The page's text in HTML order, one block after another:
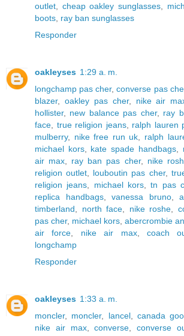
outlet
cheap oakley sunglasses
boots ray ban sunglasses
Responder
oakleyses 1:29 a. m.
longchamp pas cher,converse pas
blazer, oakley pas cher, nike air
hollister, new balance pas cher, ray
face
true religion jeans, ralph lauren
mulberry, nike free run uk ralph
michael kors, kate spade handbags,
air max
ray ban pas cher, nike
religion outlet
louboutin pas cher,
religion jeans
michael kors ,tn pas
replica handbags,vanessa bruno,
timberland
north face nike roshe
pas cher, michael kors abercrombie
air force
nike air max, coach
longchamp
Responder
oakleyses 1:33 a. m.
moncler, moncler, lancel, canada
nike air max,converse converse